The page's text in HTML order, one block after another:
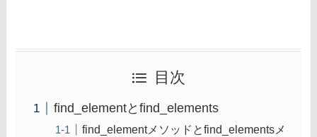
目次
find_elementとfind_elements
find_elementメソッドとfind_elementsメ